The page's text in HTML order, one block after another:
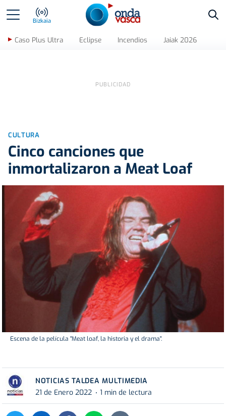
Bizkaia
Caso Plus Ultra Eclipse Incendios Jaiak 2026
CULTURA
Cinco canciones que
inmortalizaron a Meat Loaf
Escena de la película "Meat loaf, la historia y el drama".
NOTICIAS TALDEA MULTIMEDIA
21 de Enero 2022
1 min de lectura